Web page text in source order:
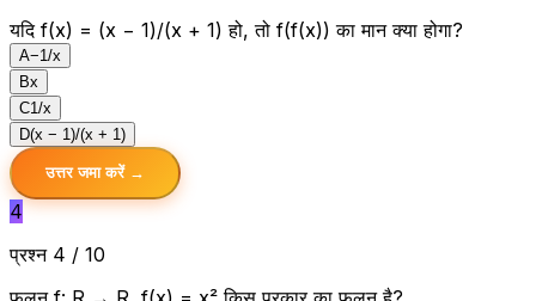
यदि f(x) = (x − 1)/(x + 1) हो, तो f(f(x)) का मान क्या होगा?
A−1/x
Bx
C1/x
D(x − 1)/(x + 1)
उत्तर जमा करें →
4
प्रश्न 4 / 10